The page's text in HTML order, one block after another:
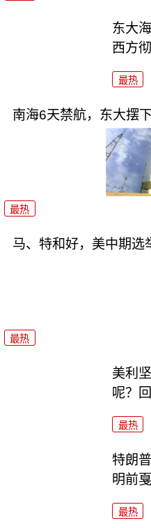
东大
西方
最热
南海6天禁航，东大摆
最热
马、特和好，美中期选
最热
美利
呢？
最热
特朗
明前
最热